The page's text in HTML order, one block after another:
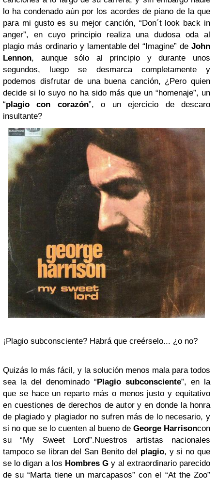
lo ha condenado aún por los acordes de piano de la que
para mi gusto es su mejor canción, “Don´t look back in
anger”, en cuyo principio realiza una dudosa oda al
plagio más ordinario y lamentable del “Imagine” de John
Lennon, aunque sólo al principio y durante unos
segundos, luego se desmarca completamente y
podemos disfrutar de una buena canción, ¿Pero quien
decide si lo suyo no ha sido más que un “homenaje”, un
“plagio con corazón”, o un ejercicio de descaro
insultante?
¡Plagio subconsciente? Habrá que creérselo... ¿o no?
Quizás lo más fácil, y la solución menos mala para todos
sea la del denominado “Plagio subconsciente”, en la
que se hace un reparto más o menos justo y equitativo
en cuestiones de derechos de autor y en donde la honra
de plagiado y plagiador no sufren más de lo necesario, y
si no que se lo cuenten al bueno de George Harrisoncon
su “My Sweet Lord”.Nuestros artistas nacionales
tampoco se libran del San Benito del plagio, y si no que
se lo digan a los Hombres G y al extraordinario parecido
de su “Marta tiene un marcapasos” con el “At the Zoo”